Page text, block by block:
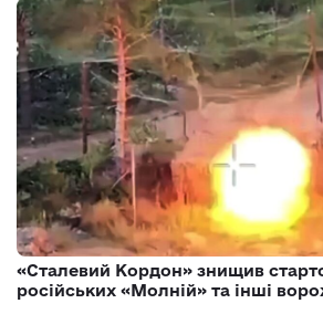
«Сталевий Кордон» знищив
російських «Молній» та інші